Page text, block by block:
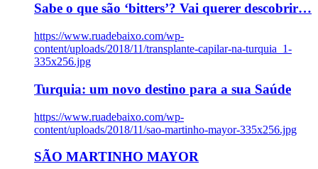
Sabe o que são ‘bitters’? Vai querer descobrir…
https://www.ruadebaixo.com/wp-
content/uploads/2018/11/transplante-capilar-na-turquia_1-
335x256.jpg
Turquia: um novo destino para a sua Saúde
https://www.ruadebaixo.com/wp-
content/uploads/2018/11/sao-martinho-mayor-335x256.jpg
SÃO MARTINHO MAYOR